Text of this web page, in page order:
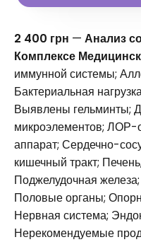
2 400 грн — Анализ
Комплексе
иммунной системы;
Бактериальная
Выявлены гельминты;
микроэлементов; ЛОР-
аппарат; Сердечно-
кишечный тракт;
Поджелудочная
Половые органы;
Нервная система;
Нерекомендуемые